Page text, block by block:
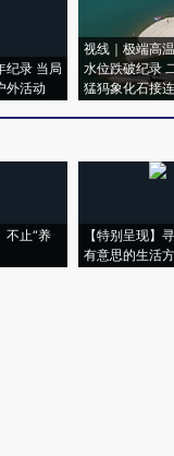
纪录 当局
外活动
视线｜极端高
水位跌破纪录
猛犸象化石接
不止“养
【特别呈现】
有意思的生活